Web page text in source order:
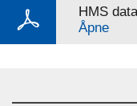
HMS
Åpne